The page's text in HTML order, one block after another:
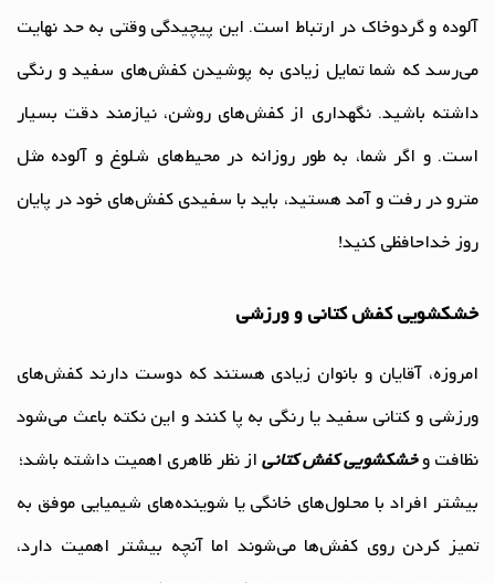
آلوده و گرد‌وخاک در ارتباط است. این پیچیدگی وقتی به حد نهایت
می‌رسد که شما تمایل زیادی به پوشیدن کفش‌های سفید و رنگی
داشته باشید. نگهداری از کفش‌های روشن، نیازمند دقت بسیار
است. و اگر شما، به طور روزانه در محیط‌های شلوغ و آلوده مثل
مترو در رفت و آمد هستید، باید با سفیدی کفش‌های خود در پایان
روز خداحافظی کنید!
خشکشویی کفش کتانی و ورزشی
امروزه، آقایان و بانوان زیادی هستند که دوست دارند کفش‌های
ورزشی و کتانی سفید یا رنگی به پا کنند و این نکته باعث می‌شود
نظافت وخشکشویی کفش‌ کتانیاز نظر ظاهری اهمیت داشته باشد؛
بیشتر افراد با محلول‌های خانگی یا شوینده‌های شیمیایی موفق به
تمیز کردن روی کفش‌ها می‌شوند اما آنچه بیشتر اهمیت دارد،